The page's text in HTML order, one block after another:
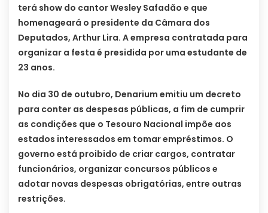
terá show do cantor Wesley Safadão e que
homenageará o presidente da Câmara dos
Deputados, Arthur Lira. A empresa contratada para
organizar a festa é presidida por uma estudante de
23 anos.
No dia 30 de outubro, Denarium emitiu um decreto
para conter as despesas públicas, a fim de cumprir
as condições que o Tesouro Nacional impõe aos
estados interessados em tomar empréstimos. O
governo está proibido de criar cargos, contratar
funcionários, organizar concursos públicos e
adotar novas despesas obrigatórias, entre outras
restrições.